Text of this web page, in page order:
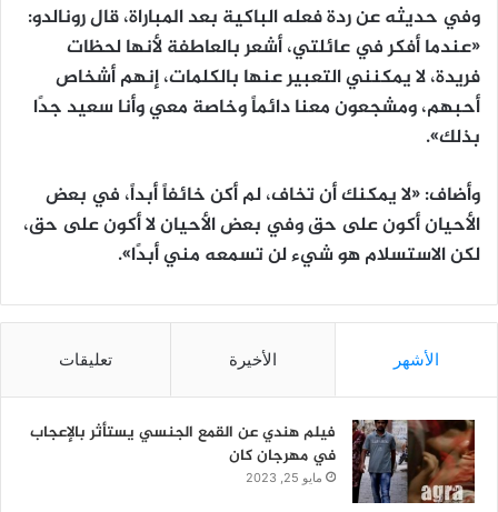
وفي حديثه عن ردة فعله الباكية بعد المباراة، قال رونالدو:
«عندما أفكر في عائلتي، أشعر بالعاطفة لأنها لحظات
فريدة، لا يمكنني التعبير عنها بالكلمات، إنهم أشخاص
أحبهم، ومشجعون معنا دائماً وخاصة معي وأنا سعيد جدًا
بذلك».
وأضاف: «لا يمكنك أن تخاف، لم أكن خائفاً أبداً، في بعض
الأحيان أكون على حق وفي بعض الأحيان لا أكون على حق،
لكن الاستسلام هو شيء لن تسمعه مني أبدًا».
الأشهر الأخيرة تعليقات
فيلم هندي عن القمع الجنسي يستأثر بالإعجاب
في مهرجان كان
مايو 25, 2023